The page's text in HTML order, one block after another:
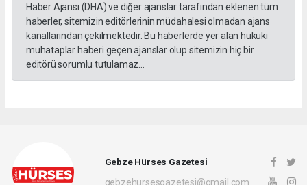
Haber Ajansı (DHA) ve diğer ajanslar tarafından eklenen tüm
haberler, sitemizin editörlerinin müdahalesi olmadan ajans
kanallarından çekilmektedir. Bu haberlerde yer alan hukuki
muhataplar haberi geçen ajanslar olup sitemizin hiç bir
editörü sorumlu tutulamaz...
Gebze Hürses Gazetesi
gebzehursesgazetesi@gmail.com